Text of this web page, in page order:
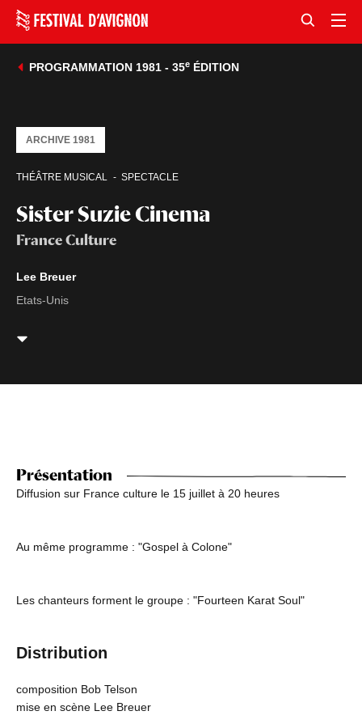
PROGRAMMATION 1981 - 35eÉDITION
Sister Suzie Cinema
France Culture
THÉÂTRE MUSICAL SPECTACLE
ARCHIVE 1981
Lee Breuer
Etats-Unis
Présentation
Diffusion sur France culture le 15 juillet à 20 heures
Au même programme : "Gospel à Colone"
Les chanteurs forment le groupe : "Fourteen Karat Soul"
Distribution
composition Bob Telson
mise en scène Lee Breuer